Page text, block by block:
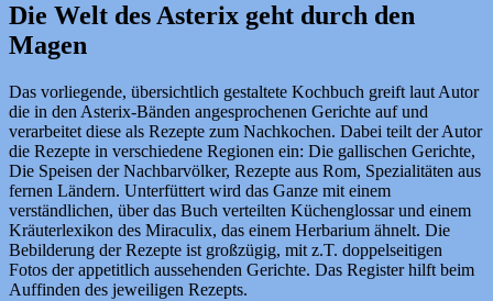
Die Welt des Asterix geht durch den
Magen
Das vorliegende, übersichtlich gestaltete Kochbuch greift laut Autor
die in den Asterix-Bänden angesprochenen Gerichte auf und
verarbeitet diese als Rezepte zum Nachkochen. Dabei teilt der Autor
die Rezepte in verschiedene Regionen ein: Die gallischen Gerichte,
Die Speisen der Nachbarvölker, Rezepte aus Rom, Spezialitäten aus
fernen Ländern. Unterfüttert wird das Ganze mit einem
verständlichen, über das Buch verteilten Küchenglossar und einem
Kräuterlexikon des Miraculix, das einem Herbarium ähnelt. Die
Bebilderung der Rezepte ist großzügig, mit z.T. doppelseitigen
Fotos der appetitlich aussehenden Gerichte. Das Register hilft beim
Auffinden des jeweiligen Rezepts.